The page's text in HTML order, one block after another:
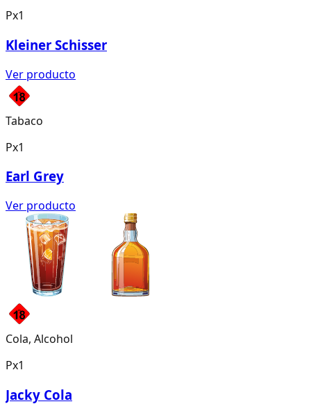
Px1
Kleiner Schisser
Ver producto
Tabaco
Px1
Earl Grey
Ver producto
Cola, Alcohol
Px1
Jacky Cola